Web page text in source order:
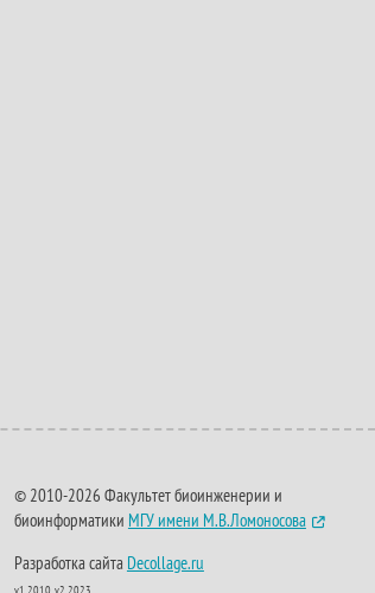
© 2010-2026 Факультет биоинженерии и
биоинформатики МГУ имени М.В.Ломоносова
Разработка сайта Decollage.ru